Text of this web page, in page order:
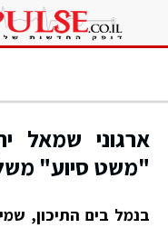
ארגוני שמאל
"משט סיוע"
בנמל בים התיכון,